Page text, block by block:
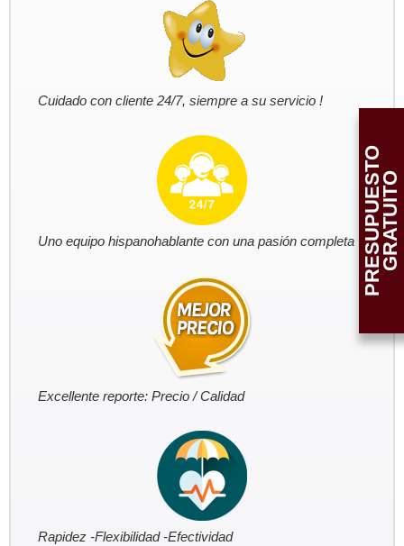
Cuidado con cliente 24/7, siempre a su servicio !
Uno equipo hispanohablante con una pasión completa
Excellente reporte: Precio / Calidad
Rapidez -Flexibilidad -Efectividad
P
R
E
S
U
P
U
ES
T
O
G
R
A
T
U
I
TO